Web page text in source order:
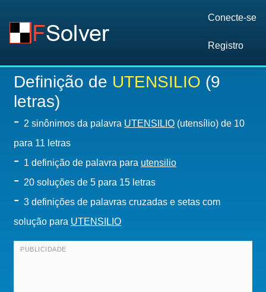
Conecte-se
Registro
Definição de UTENSILIO (9
letras)
- 2 sinônimos da palavra UTENSILIO (utensílio) de 10
para 11 letras
- 1 definição de palavra para utensilio
- 20 soluções de 5 para 15 letras
- 3 definições de palavras cruzadas e setas com
solução para UTENSILIO